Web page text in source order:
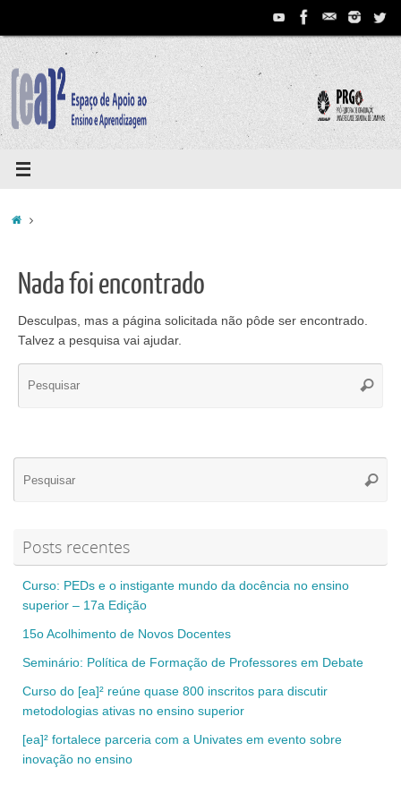
conteúdo
Home
Nada foi encontrado
Desculpas, mas a página solicitada não pôde ser encontrado.
Talvez a pesquisa vai ajudar.
Posts recentes
Curso: PEDs e o instigante mundo da docência no ensino
superior – 17a Edição
15o Acolhimento de Novos Docentes
Seminário: Política de Formação de Professores em Debate
Curso do [ea]² reúne quase 800 inscritos para discutir
metodologias ativas no ensino superior
[ea]² fortalece parceria com a Univates em evento sobre
inovação no ensino